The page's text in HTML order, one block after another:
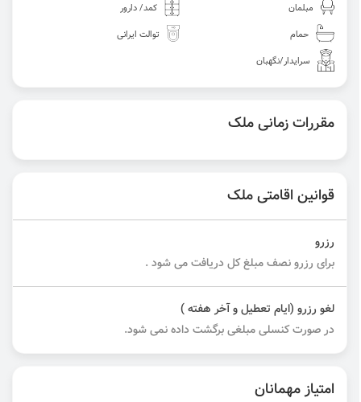
مبلمان
کمد/ دارور
حمام
توالت ایرانی
سرایدار/نگهبان
مقررات زمانی ملک
قوانین اقامتی ملک
رزرو
برای رزرو نصف مبلغ کل دریافت می شود .
لغو رزرو (ایام تعطیل و آخر هفته )
در صورت کنسلی مبلغی برگشت داده نمی شود.
امتیاز مهمانان